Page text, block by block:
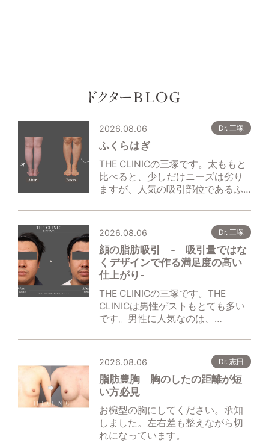
2026.08.06
ふくらはぎ
THE CLINICの三塚です。太ももと
比べると、少しだけニーズは劣り
ますが、人気の吸引部位であるふ…
Dr. 三塚
2026.08.06
顔の脂肪吸引 ‐ 吸引量ではな
くデザインで作る満足度の高い
仕上がり‐
THE CLINICの三塚です。THE
CLINICは男性ゲストもとても多い
です。男性に人気なのは、…
Dr. 三塚
2026.08.06
脂肪豊胸 胸のしたの距離が短
い方必見
お椀型の胸にしてください。承知
しました。左右差も整えながら切
れになっています。
Dr. 志田